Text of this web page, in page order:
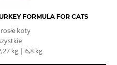
FORMULA FOR CATS
koty
kg | 6,8 kg